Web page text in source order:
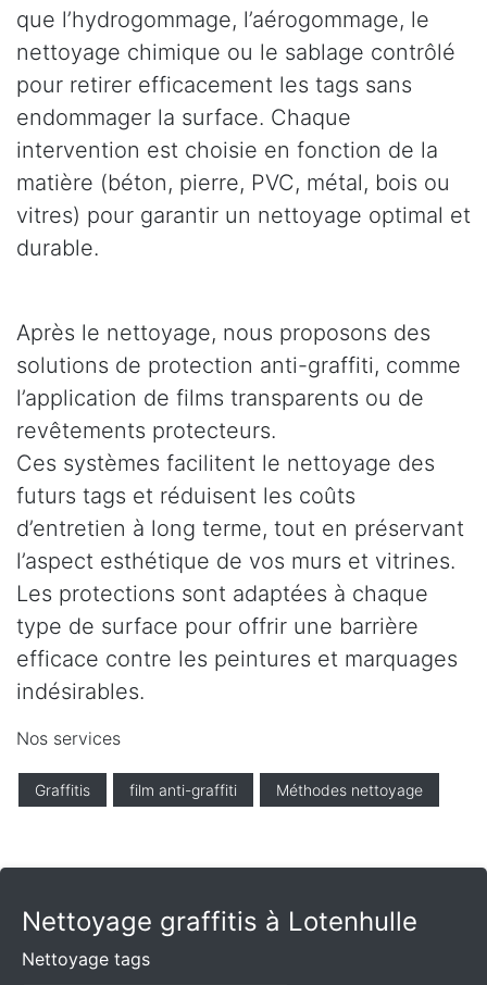
que l’hydrogommage, l’aérogommage, le
nettoyage chimique ou le sablage contrôlé
pour retirer efficacement les tags sans
endommager la surface. Chaque
intervention est choisie en fonction de la
matière (béton, pierre, PVC, métal, bois ou
vitres) pour garantir un nettoyage optimal et
durable.
Après le nettoyage, nous proposons des
solutions de protection anti-graffiti, comme
l’application de films transparents ou de
revêtements protecteurs.
Ces systèmes facilitent le nettoyage des
futurs tags et réduisent les coûts
d’entretien à long terme, tout en préservant
l’aspect esthétique de vos murs et vitrines.
Les protections sont adaptées à chaque
type de surface pour offrir une barrière
efficace contre les peintures et marquages
indésirables.
Nos services
Graffitis film anti-graffiti Méthodes nettoyage
Nettoyage graffitis à Lotenhulle
Nettoyage tags